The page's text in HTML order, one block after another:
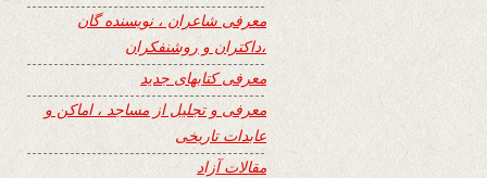
معرفی شاعران ، نویسنده گان
،داکتران و روشنفکران
معرفی کتابهای جدید
معرفی و تجلیل از مساجد ، اماکن و
عابدات تاریخی
مقالات آزاد